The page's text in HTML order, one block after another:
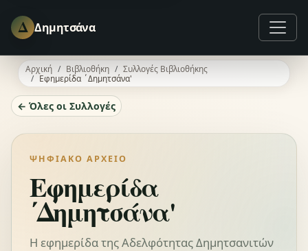
Δ Δημητσάνα
Αρχική Βιβλιοθήκη
Συλλογές Βιβλιοθήκης
Εφημερίδα ΄Δημητσάνα'
← Όλες οι Συλλογές
ΨΗΦΙΑΚΌ ΑΡΧΕΊΟ
Εφημερίδα
΄Δημητσάνα'
Η εφημερίδα της Αδελφότητας Δημητσανιτών